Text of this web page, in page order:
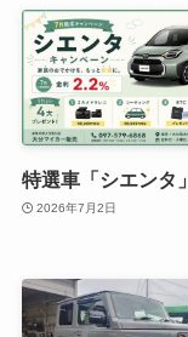
特選車「シエンタ」
2026年7月2日